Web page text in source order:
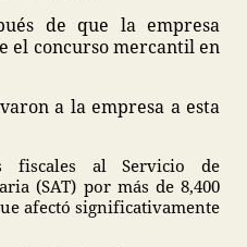
de que la empresa
el concurso mercantil en
a la empresa a esta
fiscales al Servicio de
(SAT) por más de 8,400
afectó significativamente